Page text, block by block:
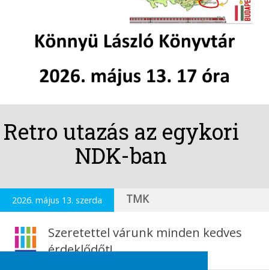
Retro utazás az egykori
NDK-ban
2026. május 13. szerda TMK
Szeretettel várunk minden kedves
érdeklődőt!